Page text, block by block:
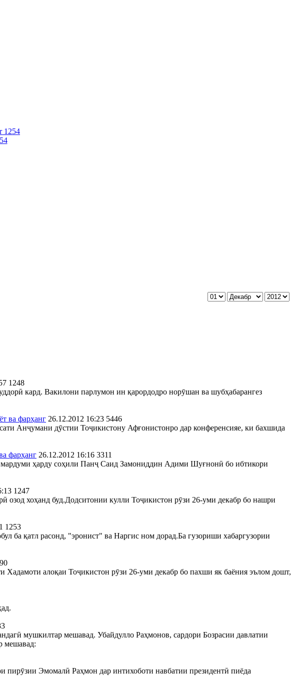
1248
кард. Вакилони парлумон ин қарордодро норӯшан ва шубҳабарангез
ва фарҳанг 26.12.2012 16:23 5446
Анҷумани дӯстии Тоҷикистону Афғонистонро дар конференсияе, ки бахшида
фарҳанг 26.12.2012 16:16 3311
ҳарду соҳили Панҷ Саид Замониддин Адими Шуғнонӣ бо ибтикори
1247
озод хоҳанд буд.Додситонии кулли Тоҷикистон рӯзи 26-уми декабр бо нашри
1253
ба қатл расонд, "эронист" ва Наргис ном дорад.Ба гузориши хабаргузории
Хадамоти алоқаи Тоҷикистон рӯзи 26-уми декабр бо пахши як баёния эълом дошт,
мушкилтар мешавад. Убайдулло Раҳмонов, сардори Бозрасии давлатии
мешавад:
пирӯзии Эмомалӣ Раҳмон дар интихоботи навбатии президентӣ пиёда